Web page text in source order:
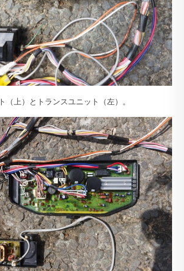
（上）とトランスユニット（左）。